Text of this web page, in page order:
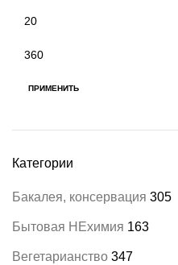
цена
цена
ПРИМЕНИТЬ
Категории
Бакалея, консервация 305
Бытовая НЕхимия 163
Вегетарианство 347